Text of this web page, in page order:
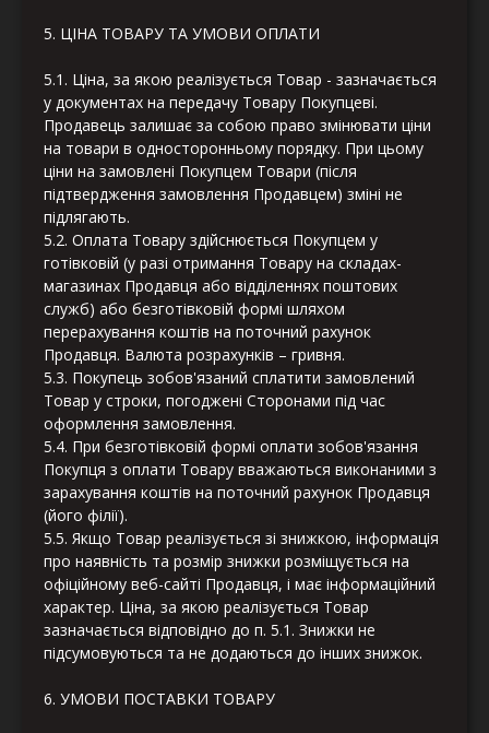
5. ЦІНА ТОВАРУ ТА УМОВИ ОПЛАТИ
5.1. Ціна, за якою реалізується Товар - зазначається
у документах на передачу Товару Покупцеві.
Продавець залишає за собою право змінювати ціни
на товари в односторонньому порядку. При цьому
ціни на замовлені Покупцем Товари (після
підтвердження замовлення Продавцем) зміні не
підлягають.
5.2. Оплата Товару здійснюється Покупцем у
готівковій (у разі отримання Товару на складах-
магазинах Продавця або відділеннях поштових
служб) або безготівковій формі шляхом
перерахування коштів на поточний рахунок
Продавця. Валюта розрахунків – гривня.
5.3. Покупець зобов'язаний сплатити замовлений
Товар у строки, погоджені Сторонами під час
оформлення замовлення.
5.4. При безготівковій формі оплати зобов'язання
Покупця з оплати Товару вважаються виконаними з
зарахування коштів на поточний рахунок Продавця
(його філії).
5.5. Якщо Товар реалізується зі знижкою, інформація
про наявність та розмір знижки розміщується на
офіційному веб-сайті Продавця, і має інформаційний
характер. Ціна, за якою реалізується Товар
зазначається відповідно до п. 5.1. Знижки не
підсумовуються та не додаються до інших знижок.
6. УМОВИ ПОСТАВКИ ТОВАРУ